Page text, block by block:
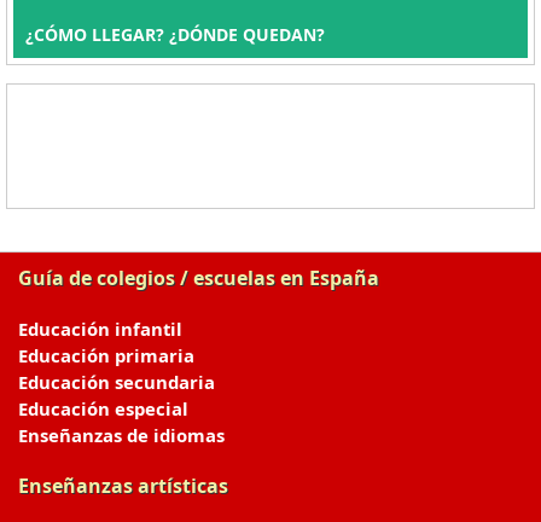
¿CÓMO LLEGAR? ¿DÓNDE QUEDAN?
Guía de colegios / escuelas en España
Educación infantil
Educación primaria
Educación secundaria
Educación especial
Enseñanzas de idiomas
Enseñanzas artísticas